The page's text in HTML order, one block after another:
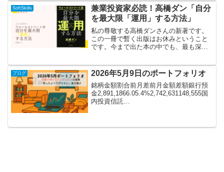
じています。今回はErGearのデスクにつ
いて、...
SoftSkills
兼業投資家必読！高橋ダン「自分
を最大限「運用」する方法」
私の尊敬する高橋ダンさんの新著です。
この一冊で暫く出版はお休みということ
です。今まで出た本の中でも、最も深い
ける投資を自分の人生に適用する方法を
説明している本です。「投...
ブログ 2026年5月9日のポートフォリオ
銘柄金額割合前月差前月金額差額銀行預
金2,891,1866.05.4%2,742,631148,555国
内投資信託